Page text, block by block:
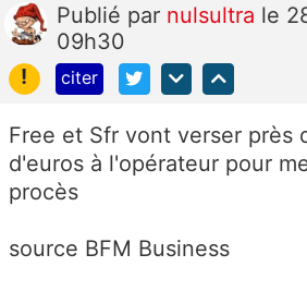
Publié par nulsultra le
09h30
!
citer
Free et Sfr vont verser près
d'euros à l'opérateur pour
procès
source BFM Business